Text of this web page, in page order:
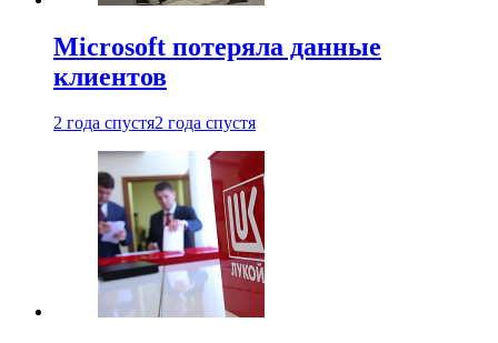
Microsoft потеряла данные
клиентов
2 года спустя2 года спустя